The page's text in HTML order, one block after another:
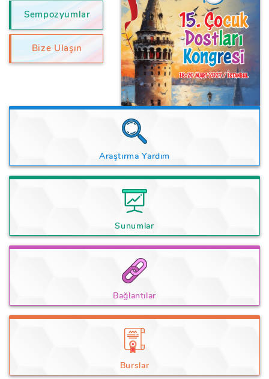
Sempozyumlar
Bize Ulaşın
Araştırma Yardım
Sunumlar
Bağlantılar
Burslar